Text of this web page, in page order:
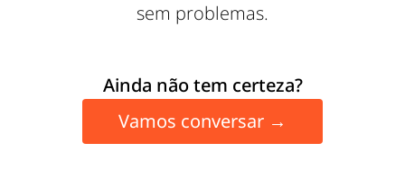
sem problemas.
Ainda não tem certeza?
Vamos conversar →